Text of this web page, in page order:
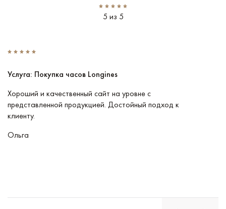
5 из 5
Услуга: Покупка часов Longines
Хороший и качественный сайт на уровне с
представленной продукцией. Достойный подход к
клиенту.
Ольга